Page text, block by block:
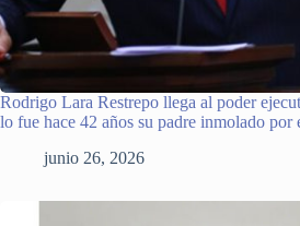
Rodrigo Lara Restrepo llega al poder
lo fue hace 42 años su padre inmolado por
junio 26, 2026